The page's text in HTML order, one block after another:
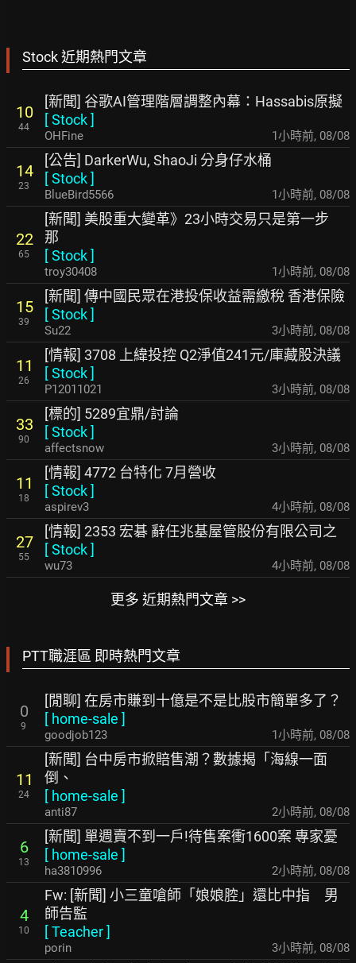
Stock 近期熱門文章
10
44
[新聞] 谷歌AI管理階層調整內幕：Hassabis原擬
[Stock]
OHFine 1小時前, 08/08
14
23
[公告] DarkerWu, ShaoJi 分身仔水桶
[Stock]
BlueBird5566 1小時前, 08/08
22
65
[新聞] 美股重大變革》23小時交易只是第一步
那
[Stock]
troy30408 1小時前, 08/08
15
39
[新聞] 傳中國民眾在港投保收益需繳稅 香港保險
[Stock]
Su22 3小時前, 08/08
11
26
[情報] 3708 上緯投控 Q2淨值241元/庫藏股決議
[Stock]
P12011021 3小時前, 08/08
33
90
[標的] 5289宜鼎/討論
[Stock]
affectsnow 3小時前, 08/08
11
18
[情報] 4772 台特化 7月營收
[Stock]
aspirev3 4小時前, 08/08
27
55
[情報] 2353 宏碁 辭任兆基屋管股份有限公司之
[Stock]
wu73 4小時前, 08/08
更多 近期熱門文章 >>
PTT職涯區 即時熱門文章
0
9
[閒聊] 在房市賺到十億是不是比股市簡單多了？
[ home-sale ]
goodjob123 1小時前, 08/08
11
24
[新聞] 台中房市掀賠售潮？數據揭「海線一面
倒、
[ home-sale ]
anti87 2小時前, 08/08
6
13
[新聞] 單週賣不到一戶!待售案衝1600案 專家憂
[ home-sale ]
ha3810996 2小時前, 08/08
4
10
Fw: [新聞] 小三童嗆師「娘娘腔」還比中指 男
師告監
[Teacher]
porin 3小時前, 08/08